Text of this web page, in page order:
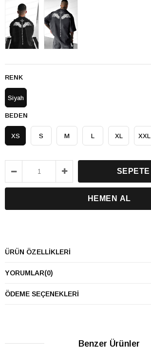
RENK
Siyah
BEDEN
XS S M L XL XXL
ÜRÜN ÖZELLIKLERI
YORUMLAR(0)
ÖDEME SEÇENEKLERI
Benzer Ürünler